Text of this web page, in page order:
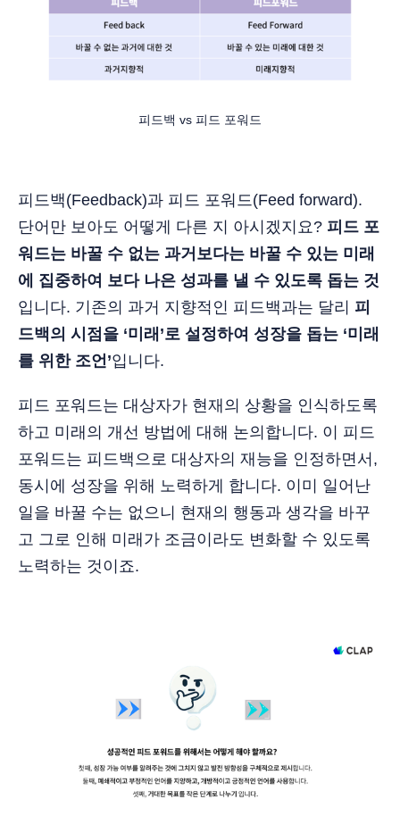
피드백 vs 피드 포워드
피드백(Feedback)과 피드 포워드(Feed forward).
단어만 보아도 어떻게 다른 지 아시겠지요? 피드 포
워드는 바꿀 수 없는 과거보다는 바꿀 수 있는 미래
에 집중하여 보다 나은 성과를 낼 수 있도록 돕는 것
입니다. 기존의 과거 지향적인 피드백과는 달리 피
드백의 시점을 ‘미래’로 설정하여 성장을 돕는 ‘미래
를 위한 조언’입니다.
피드 포워드는 대상자가 현재의 상황을 인식하도록
하고 미래의 개선 방법에 대해 논의합니다. 이 피드
포워드는 피드백으로 대상자의 재능을 인정하면서,
동시에 성장을 위해 노력하게 합니다. 이미 일어난
일을 바꿀 수는 없으니 현재의 행동과 생각을 바꾸
고 그로 인해 미래가 조금이라도 변화할 수 있도록
노력하는 것이죠.